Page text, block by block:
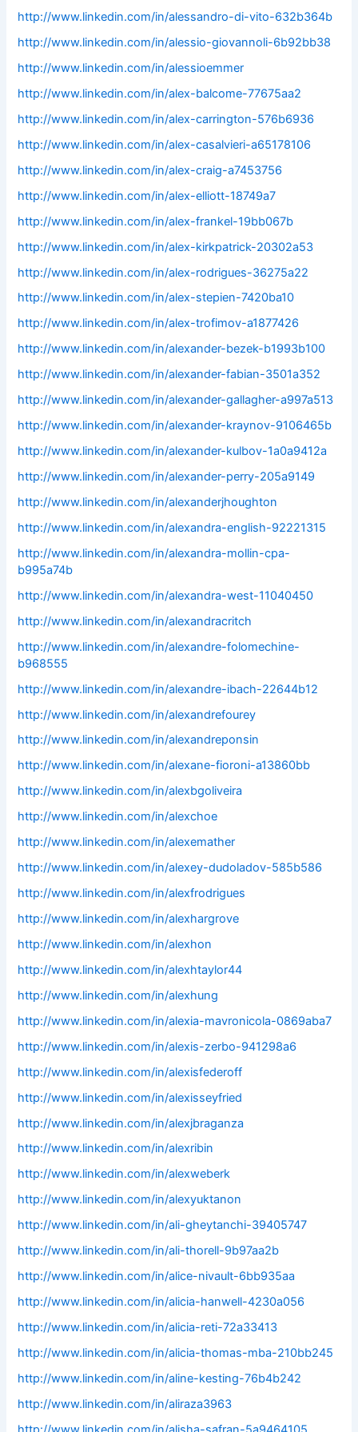
http://www.linkedin.com/in/alessandro-di-vito-632b364b
http://www.linkedin.com/in/alessio-giovannoli-6b92bb38
http://www.linkedin.com/in/alessioemmer
http://www.linkedin.com/in/alex-balcome-77675aa2
http://www.linkedin.com/in/alex-carrington-576b6936
http://www.linkedin.com/in/alex-casalvieri-a65178106
http://www.linkedin.com/in/alex-craig-a7453756
http://www.linkedin.com/in/alex-elliott-18749a7
http://www.linkedin.com/in/alex-frankel-19bb067b
http://www.linkedin.com/in/alex-kirkpatrick-20302a53
http://www.linkedin.com/in/alex-rodrigues-36275a22
http://www.linkedin.com/in/alex-stepien-7420ba10
http://www.linkedin.com/in/alex-trofimov-a1877426
http://www.linkedin.com/in/alexander-bezek-b1993b100
http://www.linkedin.com/in/alexander-fabian-3501a352
http://www.linkedin.com/in/alexander-gallagher-a997a513
http://www.linkedin.com/in/alexander-kraynov-9106465b
http://www.linkedin.com/in/alexander-kulbov-1a0a9412a
http://www.linkedin.com/in/alexander-perry-205a9149
http://www.linkedin.com/in/alexanderjhoughton
http://www.linkedin.com/in/alexandra-english-92221315
http://www.linkedin.com/in/alexandra-mollin-cpa-
b995a74b
http://www.linkedin.com/in/alexandra-west-11040450
http://www.linkedin.com/in/alexandracritch
http://www.linkedin.com/in/alexandre-folomechine-
b968555
http://www.linkedin.com/in/alexandre-ibach-22644b12
http://www.linkedin.com/in/alexandrefourey
http://www.linkedin.com/in/alexandreponsin
http://www.linkedin.com/in/alexane-fioroni-a13860bb
http://www.linkedin.com/in/alexbgoliveira
http://www.linkedin.com/in/alexchoe
http://www.linkedin.com/in/alexemather
http://www.linkedin.com/in/alexey-dudoladov-585b586
http://www.linkedin.com/in/alexfrodrigues
http://www.linkedin.com/in/alexhargrove
http://www.linkedin.com/in/alexhon
http://www.linkedin.com/in/alexhtaylor44
http://www.linkedin.com/in/alexhung
http://www.linkedin.com/in/alexia-mavronicola-0869aba7
http://www.linkedin.com/in/alexis-zerbo-941298a6
http://www.linkedin.com/in/alexisfederoff
http://www.linkedin.com/in/alexisseyfried
http://www.linkedin.com/in/alexjbraganza
http://www.linkedin.com/in/alexribin
http://www.linkedin.com/in/alexweberk
http://www.linkedin.com/in/alexyuktanon
http://www.linkedin.com/in/ali-gheytanchi-39405747
http://www.linkedin.com/in/ali-thorell-9b97aa2b
http://www.linkedin.com/in/alice-nivault-6bb935aa
http://www.linkedin.com/in/alicia-hanwell-4230a056
http://www.linkedin.com/in/alicia-reti-72a33413
http://www.linkedin.com/in/alicia-thomas-mba-210bb245
http://www.linkedin.com/in/aline-kesting-76b4b242
http://www.linkedin.com/in/aliraza3963